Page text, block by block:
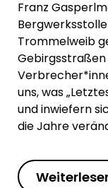
Franz
Trommelweib
uns, was
und inwiefern
die Jahre